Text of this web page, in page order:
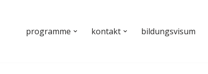
programme kontakt bildungsvisum